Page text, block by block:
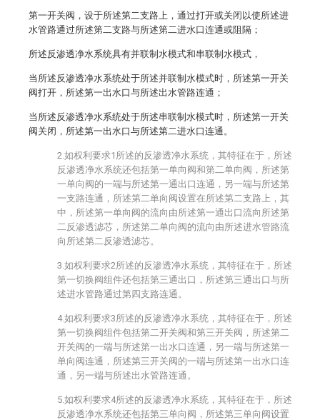
第一开关阀，设于所述第二支路上，通过打开或关闭以使所述进
水管路通过所述第二支路与所述第二进水口连通或阻隔；
所述反渗透净水系统具有并联制水模式和串联制水模式，
当所述反渗透净水系统处于所述并联制水模式时，所述第一开关
阀打开，所述第一出水口与所述出水管路连通；
当所述反渗透净水系统处于所述串联制水模式时，所述第一开关
阀关闭，所述第一出水口与所述第二进水口连通。
2.如权利要求1所述的反渗透净水系统，其特征在于，所述
反渗透净水系统还包括第一单向阀和第二单向阀，所述第
一单向阀的一端与所述第一通出口连通，另一端与所述第
一支路连通，所述第二单向阀设置在所述第二支路上，其
中，所述第一单向阀的流向由所述第一通出口流向所述第
二反渗透滤芯，所述第二单向阀的流向由所述进水管路流
向所述第二反渗透滤芯。
3.如权利要求2所述的反渗透净水系统，其特征在于，所述
第一切换阀组件还包括第三通出口，所述第三通出口与所
述进水管路通过第四支路连通。
4.如权利要求3所述的反渗透净水系统，其特征在于，所述
第一切换阀组件包括第二开关阀和第三开关阀，所述第二
开关阀的一端与所述第一出水口连通，另一端与所述第一
单向阀连通，所述第三开关阀的一端与所述第一出水口连
通，另一端与所述出水管路连通。
5.如权利要求4所述的反渗透净水系统，其特征在于，所述
反渗透净水系统还包括第三单向阀，所述第三单向阀设置